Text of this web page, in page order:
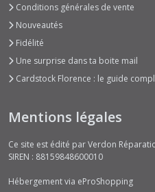
Courtly
Love
(5)
Noir
(3)
Dreamland
Conditions générales de vente
Nouveautés
Fidélité
Une surprise dans ta boite mail
Cardstock Florence : le guide
Mentions légales
Ce site est édité par Verdon
SIREN : 88159848600010
Hébergement via eProShopping